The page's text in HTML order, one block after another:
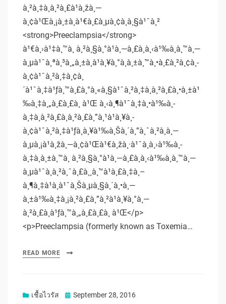
à¸²à¸‡à¸à¸²à¸£à¹à¸žà¸—
à¸¢à¹Œà¸¡à¸±à¸à¹€à¸£à¸µà¸¢à¸à¸§à¹ˆà¸²
<strong>Preeclampsia</strong>
à¹€à¸›à¹‡à¸™à¸ à¸²à¸§à¸°à¹à¸—à¸£à¸à¸‹à¹‰à¸­à¸™à¸—
à¸µà¹ˆà¸ªà¸³à¸„à¸±à¸à¹à¸¥à¸°à¸­à¸±à¸™à¸•à¸£à¸²à¸¢à¸­
à¸¢à¹ˆà¸²à¸‡à¸¢à¸
´à¹ˆà¸‡à¹ƒà¸™à¸£à¸°à¸«à¸§à¹ˆà¸²à¸‡à¸à¸²à¸£à¸•à¸±à¹
‰à¸‡à¸„à¸£à¸£à¸ à¹Œ à¸‹à¸¶à¹ˆà¸‡à¸•à¹‰à¸­
à¸‡à¸à¸²à¸£à¸à¸²à¸£à¸”à¸¹à¹à¸¥à¸­
à¸¢à¹ˆà¸²à¸‡à¹ƒà¸à¸¥à¹‰à¸Šà¸´à¸”à¸ˆà¸²à¸à¸—
à¸µà¸¡à¹à¸žà¸—à¸¢à¹Œà¹€à¸žà¸·à¹ˆà¸­à¸›à¹‰à¸­
à¸‡à¸à¸±à¸™à¸ à¸²à¸§à¸°à¹à¸—à¸£à¸à¸‹à¹‰à¸­à¸™à¸—
à¸µà¹ˆà¸­à¸²à¸ˆà¸£à¸¸à¸™à¹à¸£à¸‡à¸–
à¸¶à¸‡à¹à¸à¹ˆà¸Šà¸µà¸§à¸´à¸•à¸—
à¸±à¹‰à¸‡à¸¡à¸²à¸£à¸”à¸²à¹à¸¥à¸°à¸—
à¸²à¸£à¸à¹ƒà¸™à¸„à¸£à¸£à¸ à¹Œ</p>
<p>Preeclampsia (formerly known as Toxemia…
READ MORE
เชื้อไวรัส
Posted
September 28, 2016